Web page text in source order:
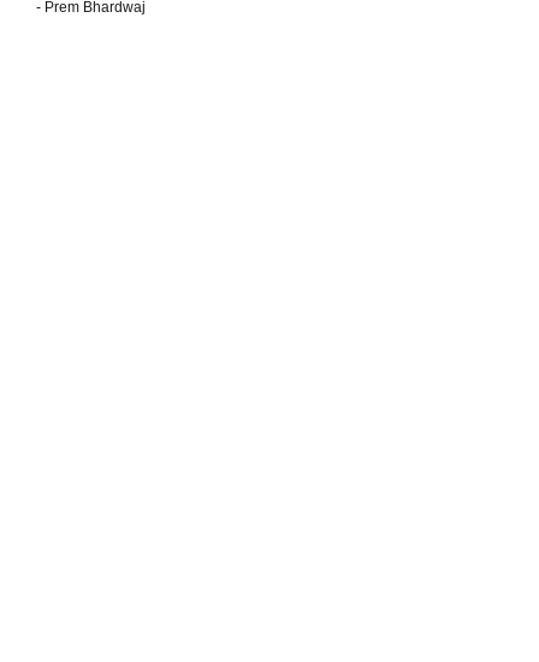
- Prem Bhardwaj